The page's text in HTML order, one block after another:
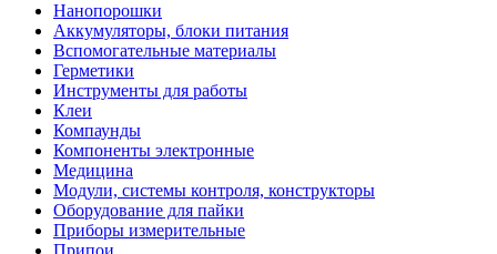
Нанопорошки
Аккумуляторы, блоки питания
Вспомогательные материалы
Герметики
Инструменты для работы
Клеи
Компаунды
Компоненты электронные
Медицина
Модули, системы контроля, конструкторы
Оборудование для пайки
Приборы измерительные
Припои